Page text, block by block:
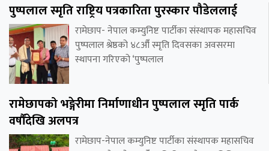
पुष्पलाल स्मृति राष्ट्रिय पत्रकारिता पुरस्कार पौडेललाई
रामेछाप- नेपाल कम्युनिष्ट पार्टीका संस्थापक महासचिव
पुष्पलाल श्रेष्ठको ४८औँ स्मृति दिवसका अवसरमा
स्थापना गरिएको ‘पुष्पलाल
रामेछापको भङ्गेरीमा निर्माणाधीन पुष्पलाल स्मृति पार्क
वर्षौंदेखि अलपत्र
रामेछाप-नेपाल कम्युनिष्ट पार्टीका संस्थापक महासचिव